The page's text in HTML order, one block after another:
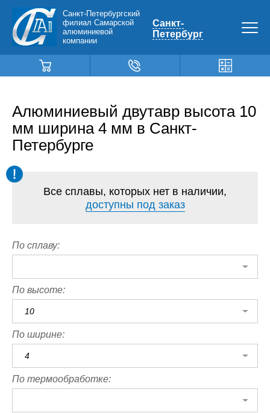
Санкт-Петербургский
филиал Самарской
алюминиевой
компании
Санкт-
Петербург
Алюминиевый двутавр высота 10
мм ширина 4 мм в Санкт-
Петербурге
Все сплавы, которых нет в наличии,
доступны под заказ
По сплаву:
По высоте:
10
По ширине:
4
По термообработке: